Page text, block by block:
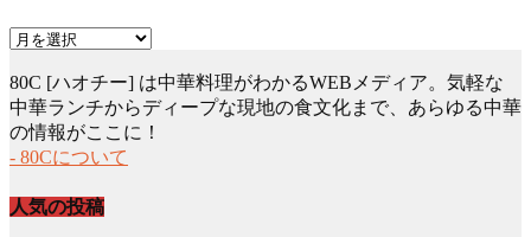
ア
カ
イ
ブ
80C [ハオチー] は中華料理がわかるWEBメディア。気軽な
中華ランチからディープな現地の食文化まで、あらゆる中華
の情報がここに！
- 80Cについて
人気の投稿